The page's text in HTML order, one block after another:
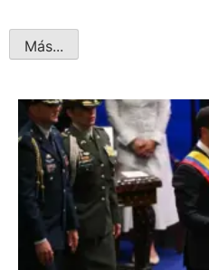
Más...